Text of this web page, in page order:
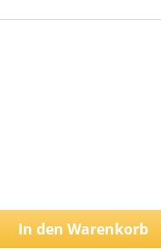
In den Warenkorb